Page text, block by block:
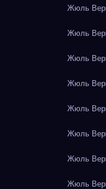
Жюль
Жюль
Жюль
Жюль
Жюль
Жюль
Жюль
Жюль